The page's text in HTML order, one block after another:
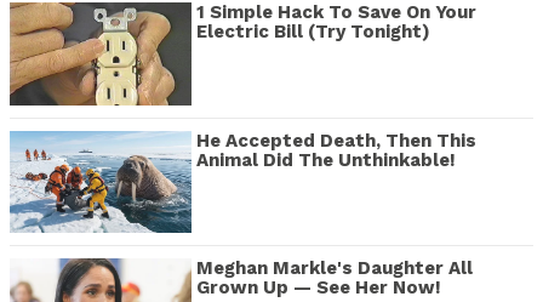
1 Simple Hack To Save On Your
Electric Bill (Try Tonight)
He Accepted Death, Then This
Animal Did The Unthinkable!
Meghan Markle's Daughter All
Grown Up — See Her Now!